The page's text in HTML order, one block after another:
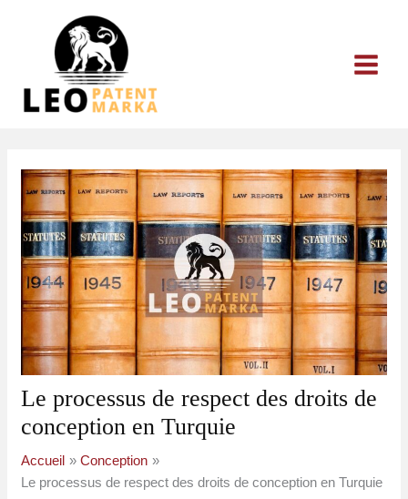
Le processus de respect des droits de
conception en Turquie
Accueil
Conception
Le processus de respect des droits de conception en Turquie